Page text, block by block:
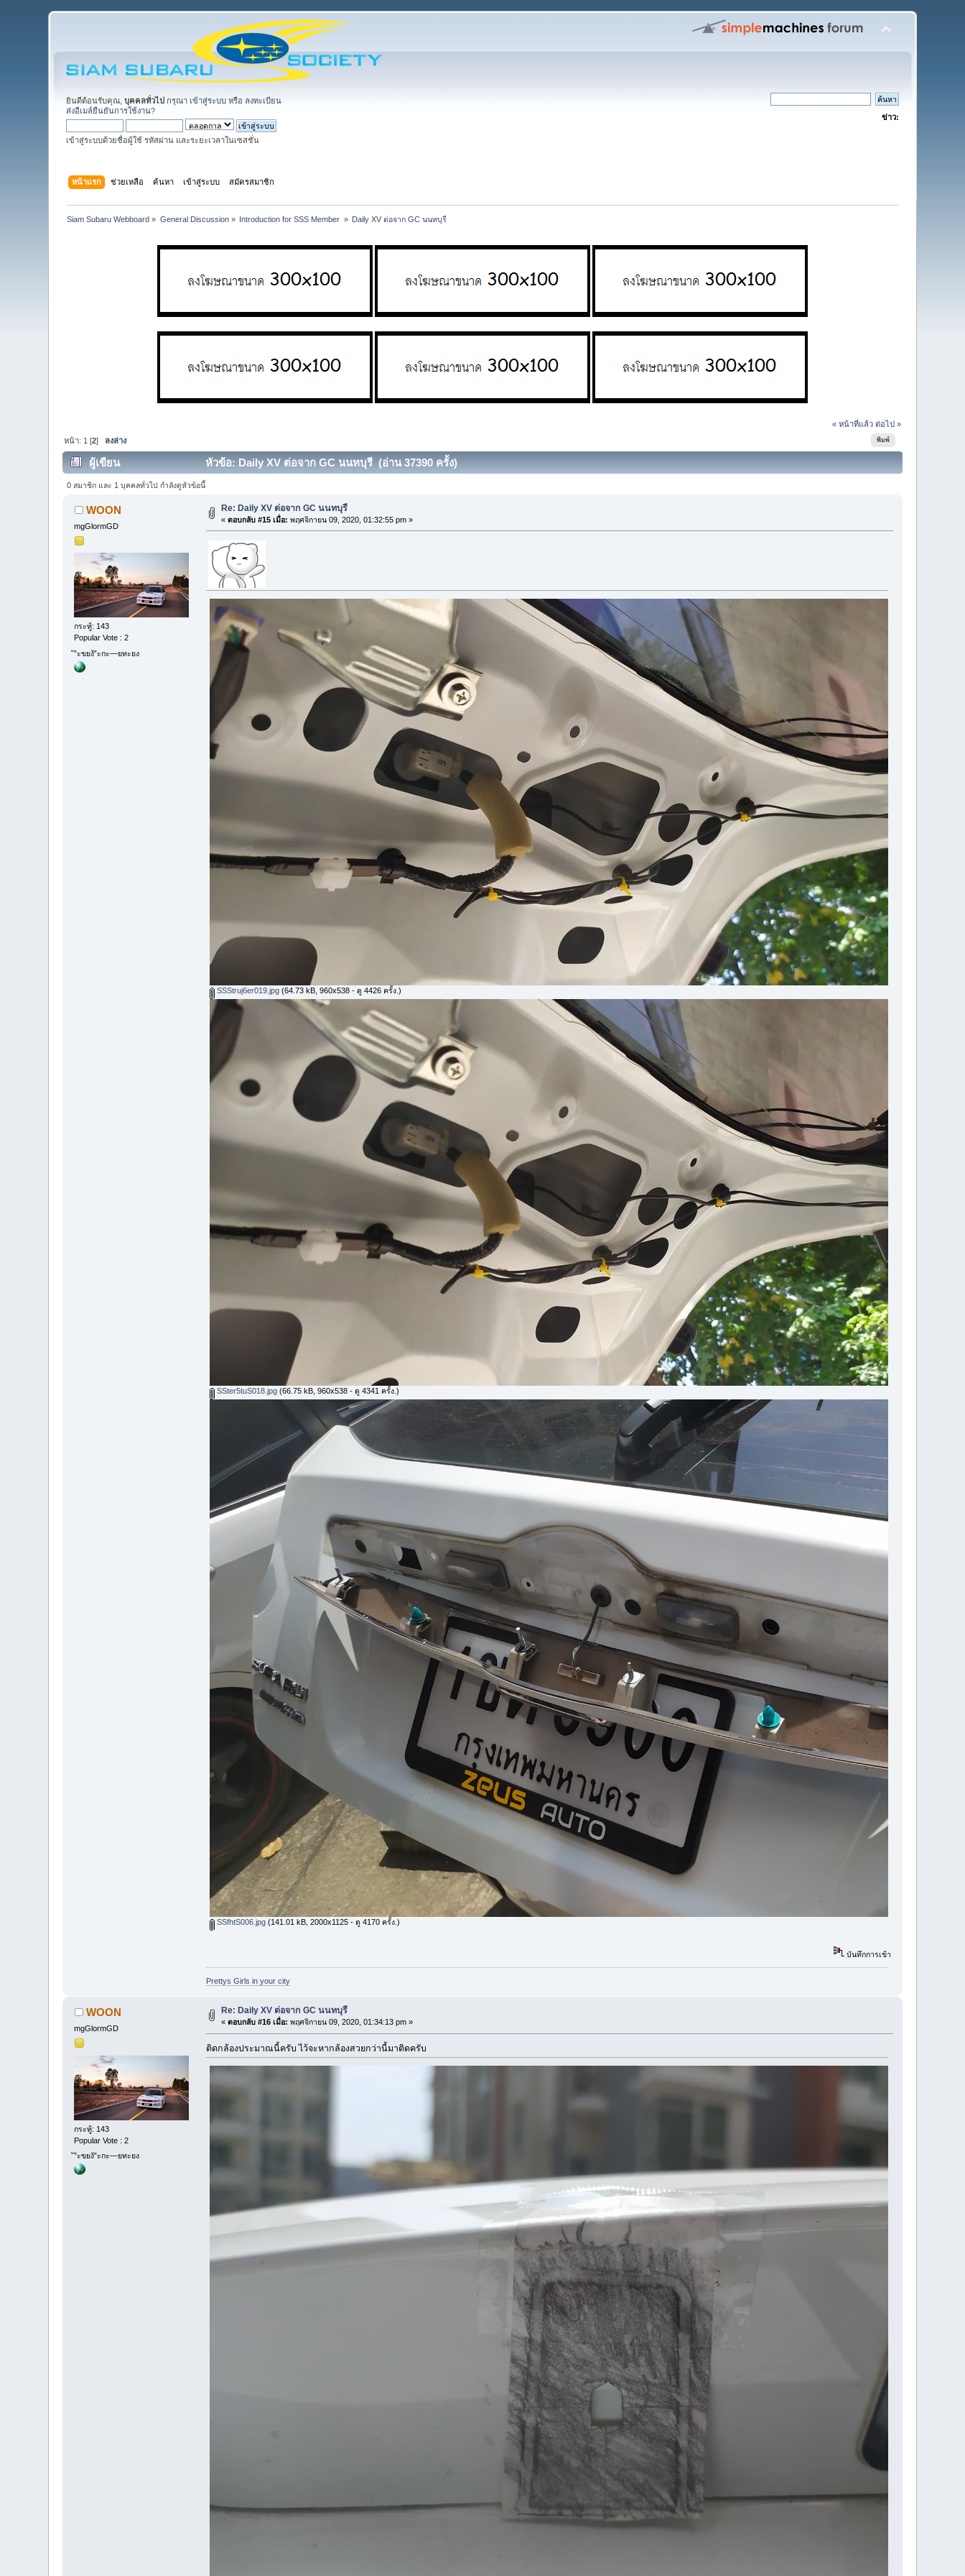
ยินดีต้อนรับคุณ,บุคคลทั่วไป กรุณา เข้าสู่ระบบ หรือ ลงทะเบียน
ส่งอีเมล์ยืนยันการใช้งาน?
เข้าสู่ระบบด้วยชื่อผู้ใช้ รหัสผ่าน และระยะเวลาในเซสชั่น
ข่าว:
หน้าแรก ช่วยเหลือ ค้นหา เข้าสู่ระบบ สมัครสมาชิก
Siam Subaru Webboard » General Discussion» Introduction for SSS Member » Daily XV ต่อจาก GC นนทบุรี
« หน้าที่แล้ว ต่อไป »
พิมพ์
หน้า: 1 [2] ลงล่าง
ผู้เขียน หัวข้อ: Daily XV ต่อจาก GC นนทบุรี (อ่าน 37390 ครั้ง)
0 สมาชิก และ 1 บุคคลทั่วไป กำลังดูหัวข้อนี้
WOON
mgGlormGD
กระทู้: 143
Popular Vote : 2
ั”ะขยงั”ะกะ—ยทะยง
Re: Daily XV ต่อจาก GC นนทบุรี
«ตอบกลับ #15 เมื่อ: พฤศจิกายน 09, 2020, 01:32:55 pm »
SSStruj6er019.jpg (64.73 kB, 960x538 - ดู 4426 ครั้ง.)
SSter5tuS018.jpg (66.75 kB, 960x538 - ดู 4341 ครั้ง.)
SSfhtS006.jpg (141.01 kB, 2000x1125 - ดู 4170 ครั้ง.)
บันทึกการเข้า
Prettys Girls in your city
WOON
mgGlormGD
กระทู้: 143
Popular Vote : 2
ั”ะขยงั”ะกะ—ยทะยง
Re: Daily XV ต่อจาก GC นนทบุรี
«ตอบกลับ #16 เมื่อ: พฤศจิกายน 09, 2020, 01:34:13 pm »
ติดกล้องประมาณนี้ครับ ไว้จะหากล้องสวยกว่านี้มาติดครับ